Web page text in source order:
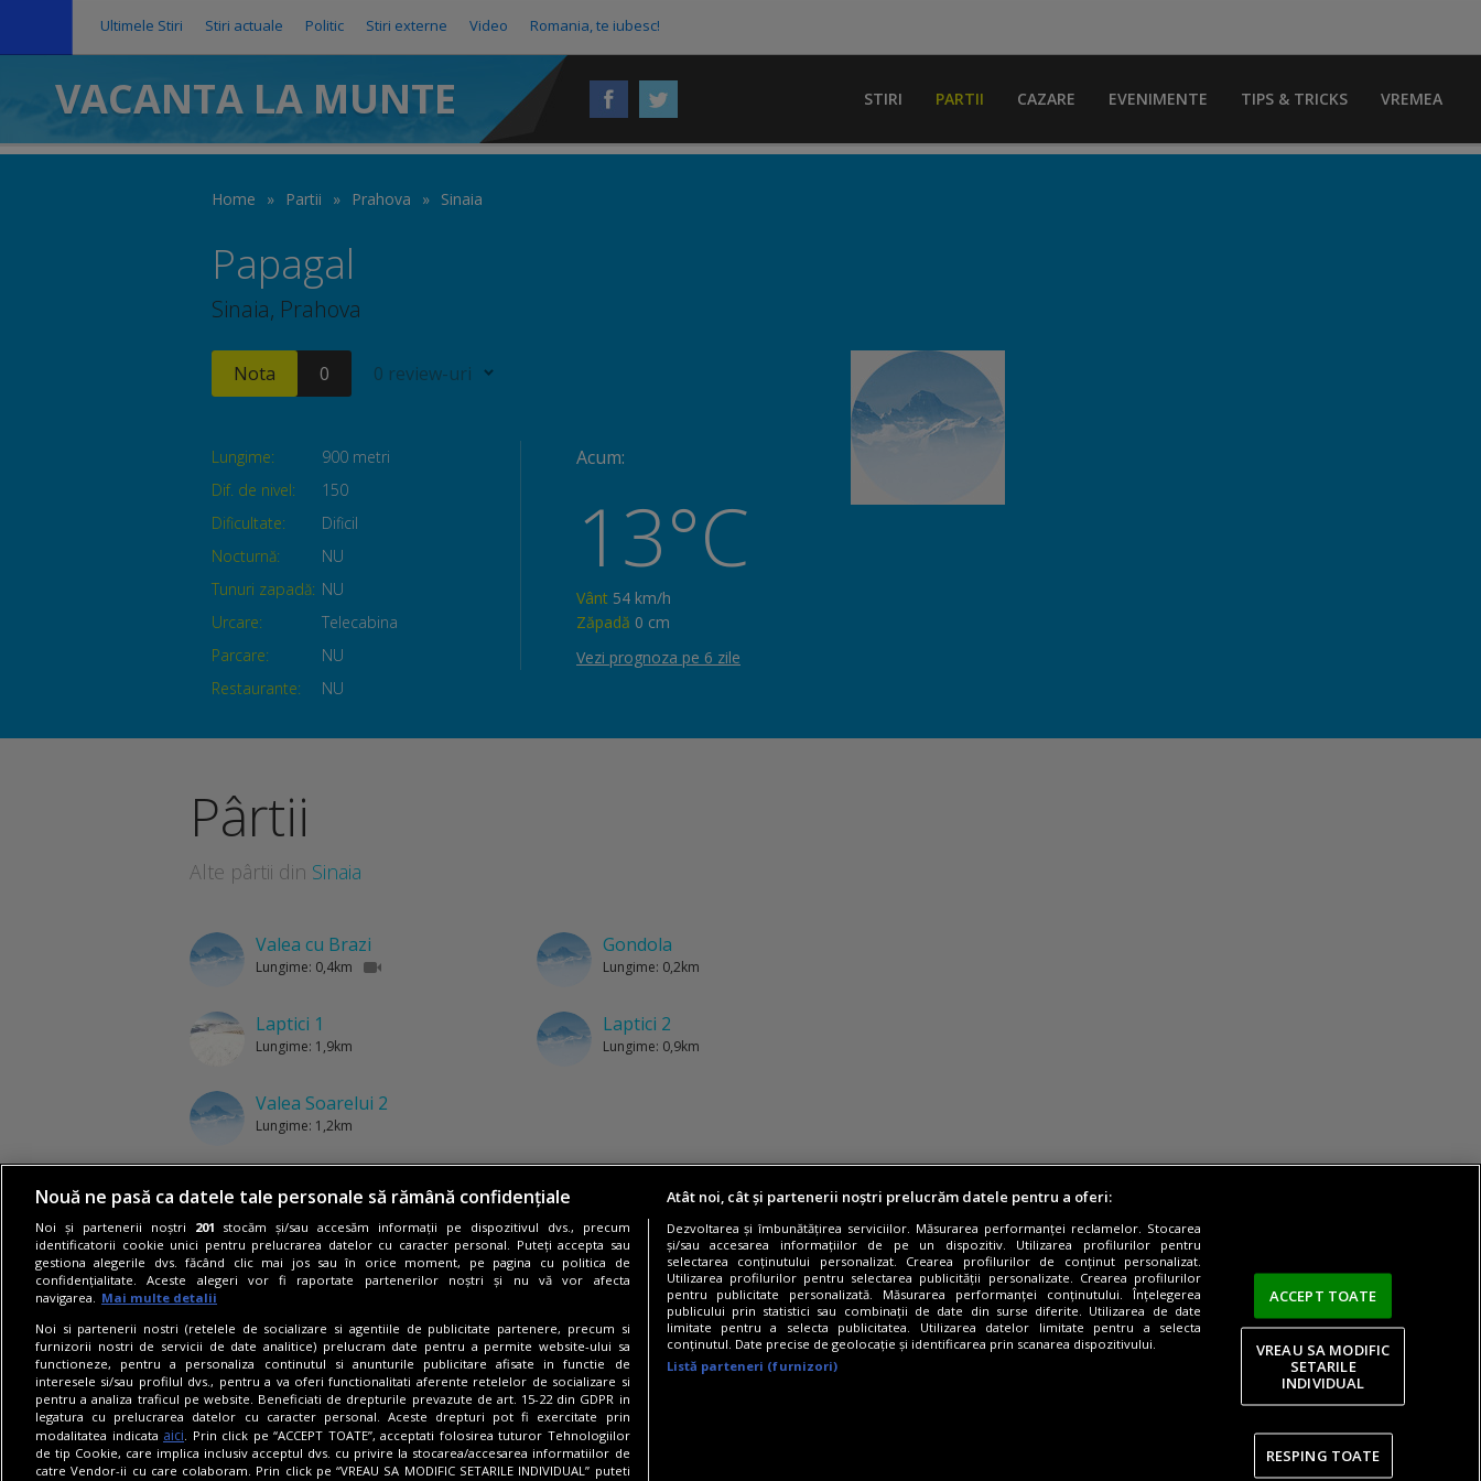
Ultimele Stiri Stiri actuale Politic Stiri externe Video Romania, te iubesc!
VACANTA LA MUNTE STIRI PARTII CAZARE EVENIMENTE TIPS & TRICKS VREMEA
Home » Partii » Prahova » Sinaia
Papagal
Sinaia, Prahova
Nota 0 0 review-uri
Lungime:
900 metri
Dif. de nivel:
150
Dificultate:
Dificil
Nocturnă:
NU
Tunuri zapadă: NU
Urcare:
Telecabina
Parcare:
NU
Restaurante:
NU
Acum:
13°C
Vânt 54 km/h
Zăpadă 0 cm
Vezi prognoza pe 6 zile
Pârtii
Alte pârtii din Sinaia
Valea cu Brazi
Lungime: 0,4km
Gondola
Lungime: 0,2km
Laptici 1
Lungime: 1,9km
Laptici 2
Lungime: 0,9km
Valea Soarelui 2
Lungime: 1,2km
Reviews
Nouă ne pasă ca datele tale personale să rămână confidențiale
Noi și partenerii noștri 201 stocăm și/sau accesăm informații pe dispozitivul dvs., precum
identificatorii cookie unici pentru prelucrarea datelor cu caracter personal. Puteți accepta sau
gestiona alegerile dvs. făcând clic mai jos sau în orice moment, pe pagina cu politica de
confidențialitate. Aceste alegeri vor fi raportate partenerilor noștri și nu vă vor afecta
navigarea. Mai multe detalii
Noi si partenerii nostri (retelele de socializare si agentiile de publicitate partenere, precum si
furnizorii nostri de servicii de date analitice) prelucram date pentru a permite website-ului sa
functioneze, pentru a personaliza continutul si anunturile publicitare afisate in functie de
interesele si/sau profilul dvs., pentru a va oferi functionalitati aferente retelelor de socializare si
pentru a analiza traficul pe website. Beneficiati de drepturile prevazute de art. 15-22 din GDPR in
legatura cu prelucrarea datelor cu caracter personal. Aceste drepturi pot fi exercitate prin
modalitatea indicata aici . Prin click pe “ACCEPT TOATE”, acceptati folosirea tuturor Tehnologiilor
de tip Cookie, care implica inclusiv acceptul dvs. cu privire la stocarea/accesarea informatiilor de
catre Vendor-ii cu care colaboram. Prin click pe “VREAU SA MODIFIC SETARILE INDIVIDUAL” puteti
Atât noi, cât și partenerii noștri prelucrăm datele pentru a oferi:
Dezvoltarea și îmbunătățirea serviciilor. Măsurarea performanței reclamelor. Stocarea
și/sau accesarea informațiilor de pe un dispozitiv. Utilizarea profilurilor pentru
selectarea conținutului personalizat. Crearea profilurilor de conținut personalizat.
Utilizarea profilurilor pentru selectarea publicității personalizate. Crearea profilurilor
pentru publicitate personalizată. Măsurarea performanței conținutului. Înțelegerea
publicului prin statistici sau combinații de date din surse diferite. Utilizarea de date
limitate pentru a selecta publicitatea. Utilizarea datelor limitate pentru a selecta
conținutul. Date precise de geolocație și identificarea prin scanarea dispozitivului.
Listă parteneri (furnizori)
ACCEPT TOATE
RESPING TOATE
VREAU SA MODIFIC
SETARILE
INDIVIDUAL